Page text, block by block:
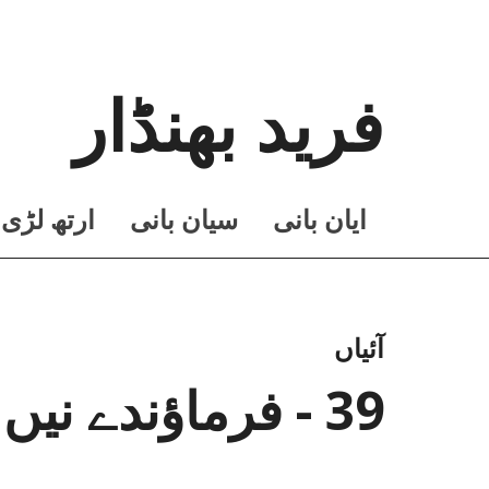
فرید بھنڈار
ايان بانی سيان بانی ارتھ لڑی
آئیاں
39 - فرماؤندے نیں تقریر چ حضرت صاحب